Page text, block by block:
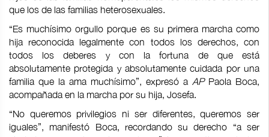
que los de las familias heterosexuales.
“Es muchísimo orgullo porque es su primera marcha como
hija reconocida legalmente con todos los derechos, con
todos los deberes y con la fortuna de que está
absolutamente protegida y absolutamente cuidada por una
familia que la ama muchísimo”, expresó a AP Paola Boca,
acompañada en la marcha por su hija, Josefa.
“No queremos privilegios ni ser diferentes, queremos ser
iguales”, manifestó Boca, recordando su derecho “a ser